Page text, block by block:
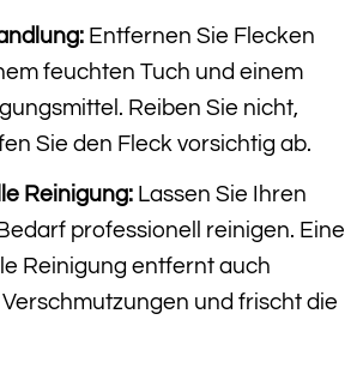
Entfernen Sie Flecken
feuchten Tuch und einem
Reiben Sie nicht,
Sie den Fleck vorsichtig ab.
Reinigung:Lassen Sie Ihren
professionell reinigen. Eine
Reinigung entfernt auch
und frischt die